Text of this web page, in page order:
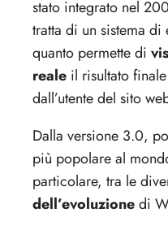
stato integrato nel
tratta di un sistema
quanto permette di
reale il risultato
dall’utente del sito
Dalla versione 3.0,
più popolare al
particolare, tra le
dell’evoluzionedi